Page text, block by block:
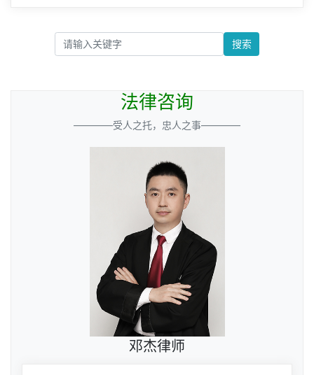
搜索
法律咨询
————受人之托，忠人之事————
邓杰律师